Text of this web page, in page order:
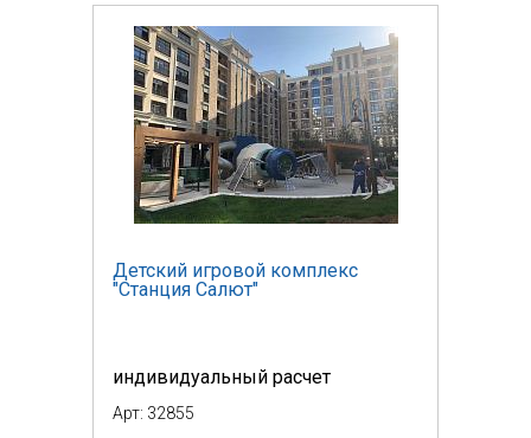
Детский игровой комплекс
"Станция Салют"
индивидуальный расчет
Арт: 32855